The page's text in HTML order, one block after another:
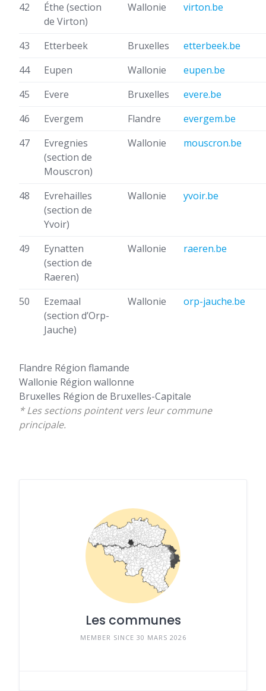
42
Éthe (section
de Virton)
Wallonie virton.be
43 Etterbeek Bruxelles
etterbeek.be
44
Eupen Wallonie
eupen.be
45
Evere Bruxelles
evere.be
46
Evergem Flandre
evergem.be
47
Evregnies
(section de
Mouscron)
Wallonie mouscron.be
48
Evrehailles
(section de
Yvoir)
Wallonie yvoir.be
49
Eynatten
(section de
Raeren)
Wallonie raeren.be
50
Ezemaal
(section d’Orp-
Jauche)
Wallonie orp-jauche.be
Flandre Région flamande
Wallonie Région wallonne
Bruxelles Région de Bruxelles-Capitale
* Les sections pointent vers leur commune
principale.
Les communes
MEMBER SINCE 30 MARS 2026